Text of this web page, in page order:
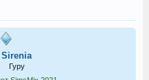
Sirenia
Гуру